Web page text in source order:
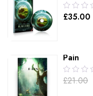
0.00
out
£35.00
Pain
0.00
out
£21.00